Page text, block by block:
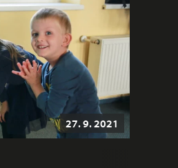
27. 9. 2021